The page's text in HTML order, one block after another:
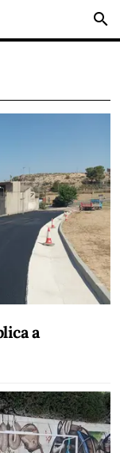
search
a